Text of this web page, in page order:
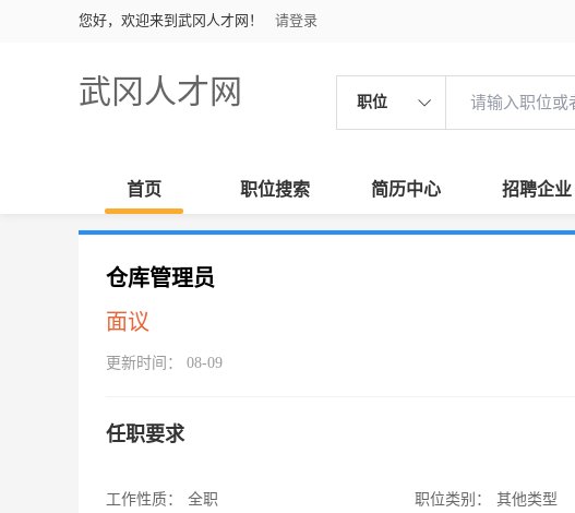
您好，欢迎来到武冈人才网！ 请登录
武冈人才网 职位
首页 职位搜索 简历中心 招聘企业
仓库管理员
面议
更新时间： 08-09
任职要求
工作性质：
全职
职位类别：
其他类型